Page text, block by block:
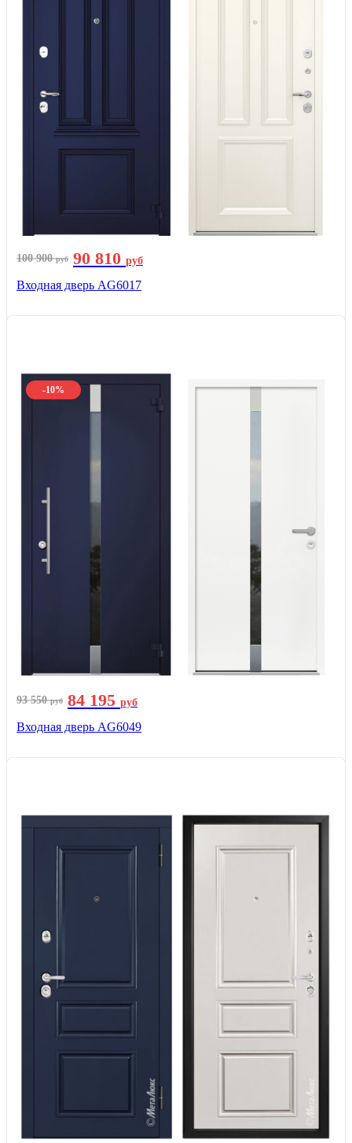
100 900руб 90 810 руб
Входная дверь AG6017
-10%
93 550руб 84 195 руб
Входная дверь AG6049